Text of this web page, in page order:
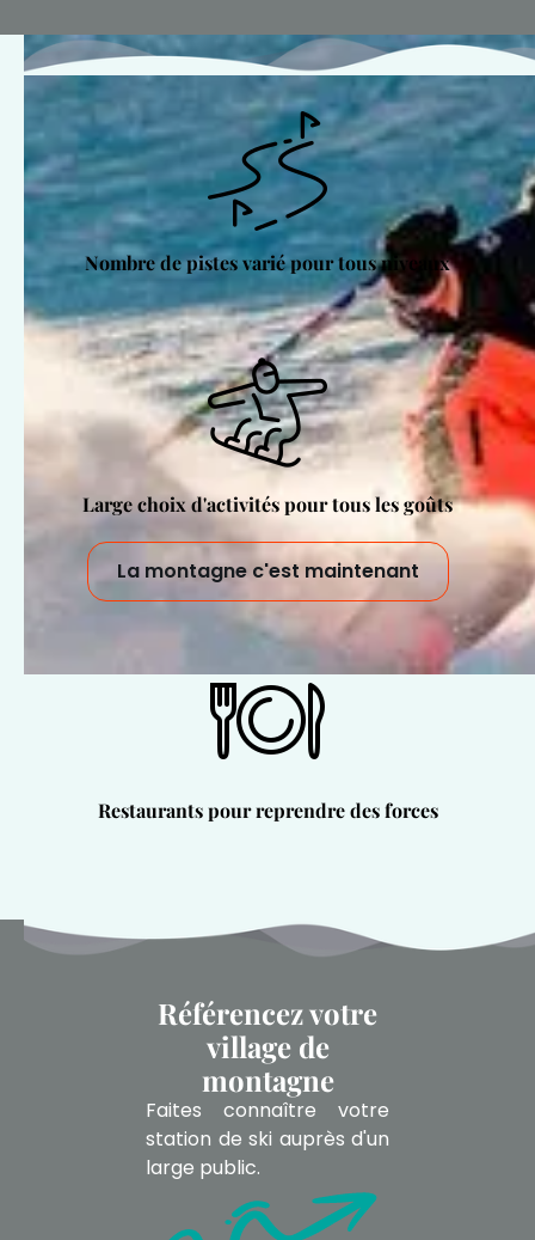
Nombre de pistes varié pour tous niveaux
Large choix d'activités pour tous les goûts
La montagne c'est maintenant
Restaurants pour reprendre des forces
Référencez votre
village de
montagne
Faites connaître votre
station de ski auprès d'un
large public.